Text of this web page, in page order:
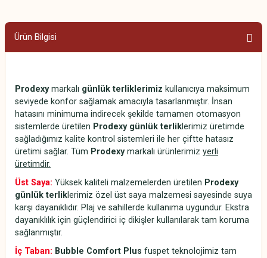
Ürün Bilgisi
Prodexymarkalı günlük terliklerimiz kullanıcıya maksimum
seviyede konfor sağlamak amacıyla tasarlanmıştır. İnsan
hatasını minimuma indirecek şekilde tamamen otomasyon
sistemlerde üretilen Prodexy günlük terliklerimiz üretimde
sağladığımız kalite kontrol sistemleri ile her çiftte hatasız
üretimi sağlar. Tüm Prodexymarkalı ürünlerimiz yerli
üretimdir.
Üst Saya: Yüksek kaliteli malzemelerden üretilen Prodexy
günlük terliklerimiz özel üst saya malzemesi sayesinde suya
karşı dayanıklıdır. Plaj ve sahillerde kullanıma uygundur. Ekstra
dayanıklılık için güçlendirici iç dikişler kullanılarak tam koruma
sağlanmıştır.
İç Taban: Bubble Comfort Plus fuspet teknolojimiz tam